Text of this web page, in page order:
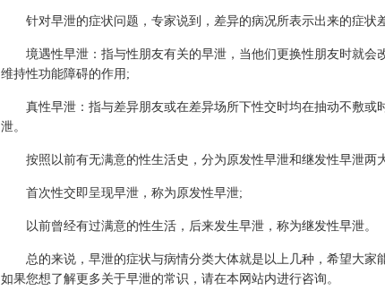
针对早泄的症状问题，专家说到，差异的病况所表示出来的症状
境遇性早泄：指与性朋友有关的早泄，当他们更换性朋友时就会
维持性功能障碍的作用;
真性早泄：指与差异朋友或在差异场所下性交时均在抽动不敷或
泄。
按照以前有无满意的性生活史，分为原发性早泄和继发性早泄两大
首次性交即呈现早泄，称为原发性早泄;
以前曾经有过满意的性生活，后来发生早泄，称为继发性早泄。
总的来说，早泄的症状与病情分类大体就是以上几种，希望大家
如果您想了解更多关于早泄的常识，请在本网站内进行咨询。